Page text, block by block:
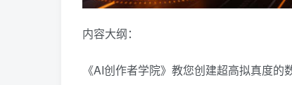
内容大纲：
《AI创作者学院》教您创建超高拟真度